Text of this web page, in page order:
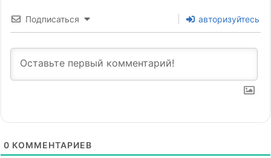
Подписаться авторизуйтесь
0 КОММЕНТАРИЕВ